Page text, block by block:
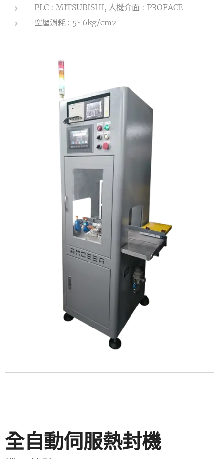
PLC : MITSUBISHI, 人機介面 : PROFACE
空壓消耗 : 5~6kg/cm2
全自動伺服熱封機